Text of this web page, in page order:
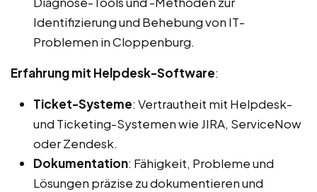
Identifizierung und Behebung von IT-
Problemen in Cloppenburg.
Erfahrung mit Helpdesk-Software:
Ticket-Systeme: Vertrautheit mit Helpdesk-
und Ticketing-Systemen wie JIRA, ServiceNow
oder Zendesk.
Dokumentation: Fähigkeit, Probleme und
Lösungen präzise zu dokumentieren und